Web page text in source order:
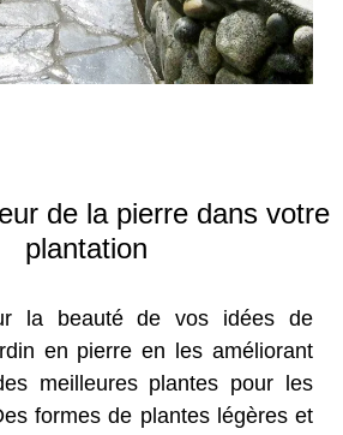
de la pierre dans votre
plantation
la beauté de vos idées de
en pierre en les améliorant
meilleures plantes pour les
formes de plantes légères et